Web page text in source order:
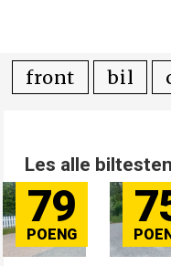
front bil
Les alle
79